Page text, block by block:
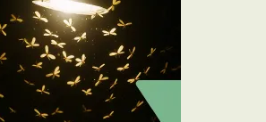
Percevejo de Cama
Pulgas e Carrapatos
Ratos
Sanitização